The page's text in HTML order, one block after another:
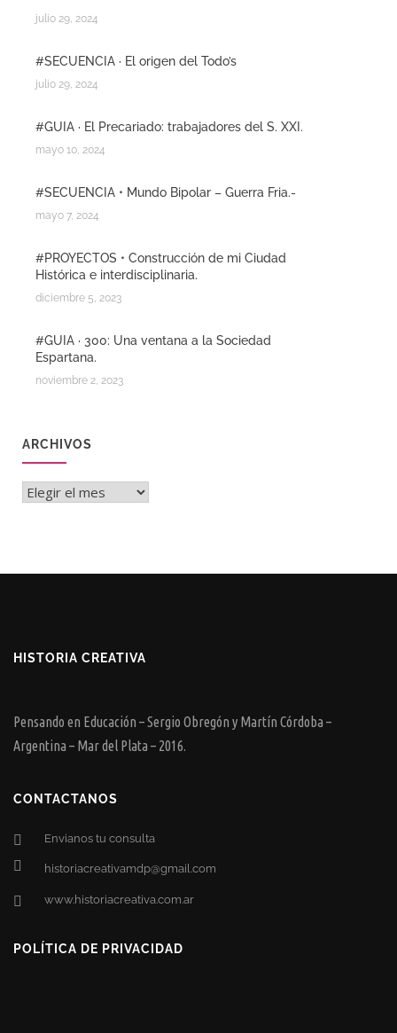
julio 29, 2024
#SECUENCIA · El origen del Todo’s
julio 29, 2024
#GUIA · El Precariado: trabajadores del S. XXI.
mayo 10, 2024
#SECUENCIA • Mundo Bipolar – Guerra Fria.-
mayo 7, 2024
#PROYECTOS • Construcción de mi Ciudad
Histórica e interdisciplinaria.
diciembre 5, 2023
#GUIA · 300: Una ventana a la Sociedad
Espartana.
noviembre 2, 2023
ARCHIVOS
Archivos
HISTORIA CREATIVA
Pensando en Educación – Sergio Obregón y Martín Córdoba –
Argentina – Mar del Plata – 2016.
CONTACTANOS
Envianos tu consulta
historiacreativamdp@gmail.com
www.historiacreativa.com.ar
POLÍTICA DE PRIVACIDAD